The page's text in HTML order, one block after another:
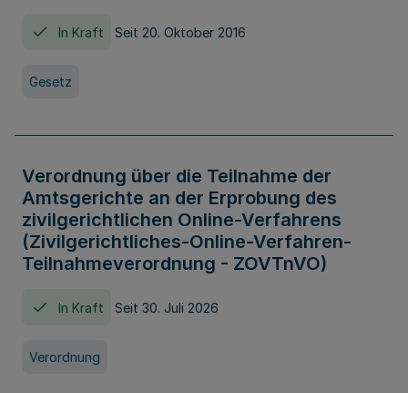
In Kraft Seit 20. Oktober 2016
Gesetz
Verordnung über die Teilnahme der
Amtsgerichte an der Erprobung des
zivilgerichtlichen Online-Verfahrens
(Zivilgerichtliches-Online-Verfahren-
Teilnahmeverordnung - ZOVTnVO)
In Kraft Seit 30. Juli 2026
Verordnung